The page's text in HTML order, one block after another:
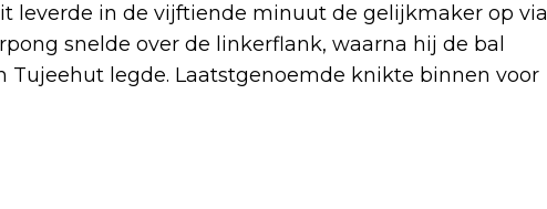
leverde in de vijftiende minuut de gelijkmaker op via
snelde over de linkerflank, waarna hij de bal
Tujeehut legde. Laatstgenoemde knikte binnen voor